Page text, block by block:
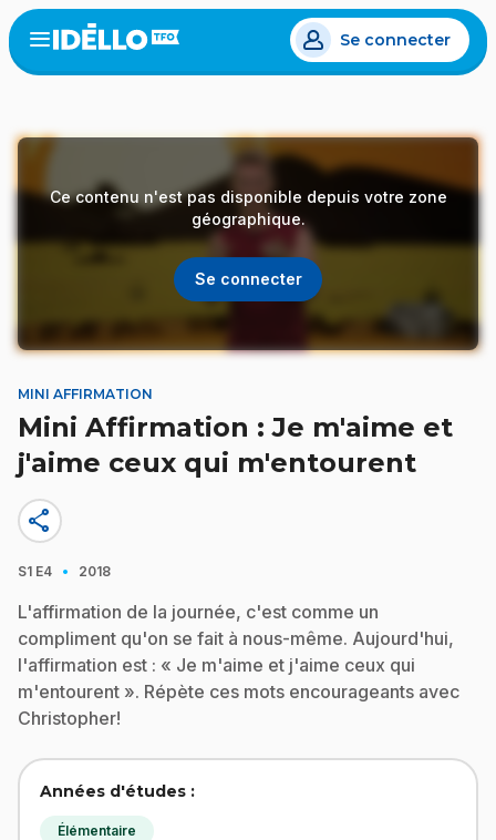
Aller
au
contenu
Open
menu
Se connecter
Ce contenu n'est pas disponible depuis votre zone
géographique.
Se connecter
MINI AFFIRMATION
Mini Affirmation : Je m'aime et
j'aime ceux qui m'entourent
share
S1 E4 · 2018
L'affirmation de la journée, c'est comme un
compliment qu'on se fait à nous-même. Aujourd'hui,
l'affirmation est : « Je m'aime et j'aime ceux qui
m'entourent ». Répète ces mots encourageants avec
Christopher!
Années d'études :
Élémentaire